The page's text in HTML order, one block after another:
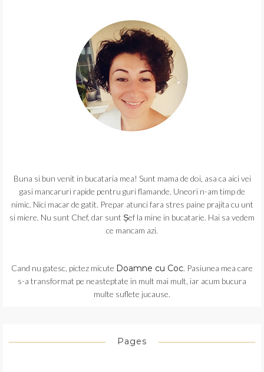
Buna si bun venit in bucataria mea! Sunt mama de doi, asa ca aici vei
gasi mancaruri rapide pentru guri flamande. Uneori n-am timp de
nimic. Nici macar de gatit. Prepar atunci fara stres paine prajita cu unt
si miere. Nu sunt Chef, dar sunt Șef la mine in bucatarie. Hai sa vedem
ce mancam azi.
Cand nu gatesc, pictez micute Doamne cu Coc. Pasiunea mea care
s-a transformat pe neasteptate in mult mai mult, iar acum bucura
multe suflete jucause.
Pages